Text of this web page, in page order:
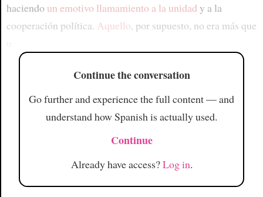
haciendoun emotivo llamamiento a la unidad y a la
cooperación política. Aquello, por supuesto, no era más que
Continue the conversation
Go further and experience the full content — and
understand how Spanish is actually used.
Continue
Already have access?Log in.